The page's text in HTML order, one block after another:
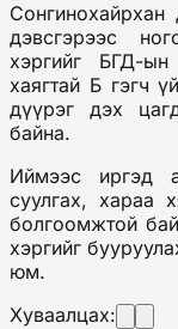
дэвсгэрээс
хэргийг БГД-
хаягтай Б гэгч
дүүрэг дэх
байна.
Иймээс иргэд
суулгах, хараа
болгоомжтой
хэргийг
юм.
Хуваалцах: